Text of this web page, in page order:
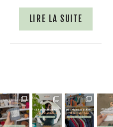
LIRE LA SUITE